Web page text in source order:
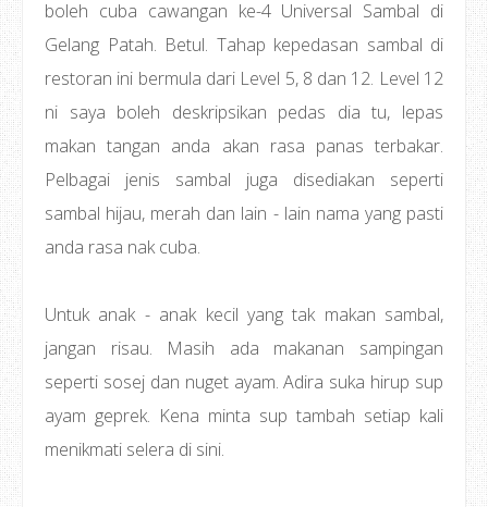
boleh cuba cawangan ke-4 Universal Sambal di
Gelang Patah. Betul. Tahap kepedasan sambal di
restoran ini bermula dari Level 5, 8 dan 12. Level 12
ni saya boleh deskripsikan pedas dia tu, lepas
makan tangan anda akan rasa panas terbakar.
Pelbagai jenis sambal juga disediakan seperti
sambal hijau, merah dan lain - lain nama yang pasti
anda rasa nak cuba.
Untuk anak - anak kecil yang tak makan sambal,
jangan risau. Masih ada makanan sampingan
seperti sosej dan nuget ayam. Adira suka hirup sup
ayam geprek. Kena minta sup tambah setiap kali
menikmati selera di sini.